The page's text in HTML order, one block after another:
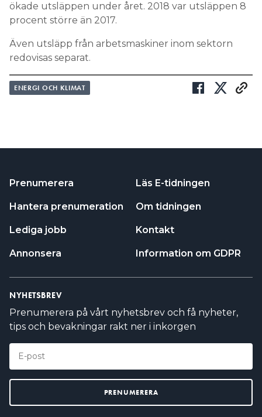
ökade utsläppen under året. 2018 var utsläppen 8
procent större än 2017.
Även utsläpp från arbetsmaskiner inom sektorn
redovisas separat.
ENERGI OCH KLIMAT
Prenumerera
Hantera prenumeration
Lediga jobb
Annonsera
Läs E-tidningen
Om tidningen
Kontakt
Information om GDPR
NYHETSBREV
Prenumerera på vårt nyhetsbrev och få nyheter,
tips och bevakningar rakt ner i inkorgen